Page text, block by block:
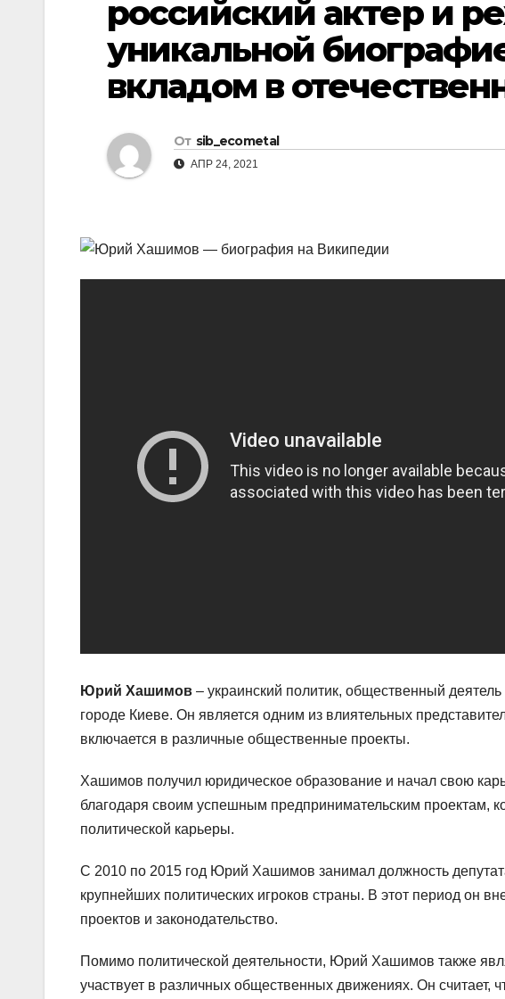
российский актер и
уникальной
вкладом в
От sib_ecometal
АПР 24, 2021
Юрий Хашимов – украинский политик, общественный
городе Киеве. Он является одним из влиятельных
включается в различные общественные проекты.
Хашимов получил юридическое образование и начал свою
благодаря своим успешным предпринимательским проектам,
политической карьеры.
С 2010 по 2015 год Юрий Хашимов занимал должность
крупнейших политических игроков страны. В этот период он
проектов и законодательство.
Помимо политической деятельности, Юрий Хашимов также
участвует в различных общественных движениях. Он считает,